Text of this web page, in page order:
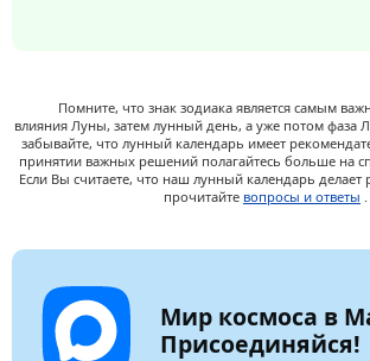
Помните, что знак зодиака является самым
влияния Луны, затем лунный день, а уже потом фаза
забывайте, что лунный календарь имеет
принятии важных решений полагайтесь больше на
Если Вы считаете, что наш лунный календарь делает
прочитайте вопросы и ответы .
Мир космоса в
Присоединяйся!